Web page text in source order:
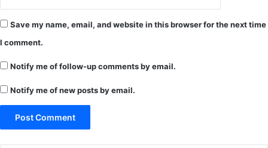
के
आ
श
4
Save my name, email, and website in this browser for the next time
I comment.
Notify me of follow-up comments by email.
Notify me of new posts by email.